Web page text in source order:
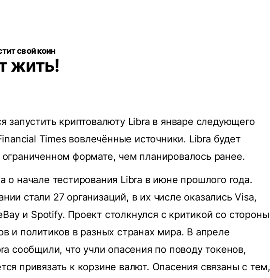
СВОЙ КОИН
жить!
запустить криптовалюту Libra в январе следующего
Times вовлечённые источники. Libra будет
формате, чем планировалось ранее.
о начале тестирования Libra в июне прошлого года.
стали 27 организаций, в их числе оказались Visa,
и Spotify. Проект столкнулся с критикой со стороны
и политиков в разных странах мира. В апреле
сообщили, что учли опасения по поводу токенов,
привязать к корзине валют. Опасения связаны с тем,